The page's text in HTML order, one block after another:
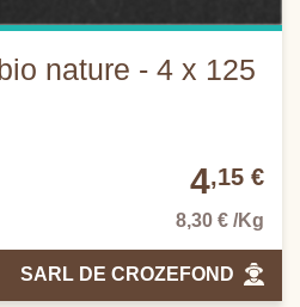
nature - 4 x 125
4,15 €
8,30 € /Kg
SARL DE CROZEFOND